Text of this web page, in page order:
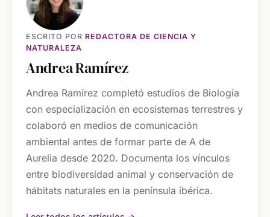
ESCRITO POR REDACTORA DE CIENCIA Y
NATURALEZA
Andrea Ramírez
Andrea Ramírez completó estudios de Biología
con especialización en ecosistemas terrestres y
colaboró en medios de comunicación
ambiental antes de formar parte de A de
Aurelia desde 2020. Documenta los vínculos
entre biodiversidad animal y conservación de
hábitats naturales en la península ibérica.